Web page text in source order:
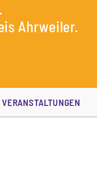
Ahrweiler.
VERANSTALTUNGEN